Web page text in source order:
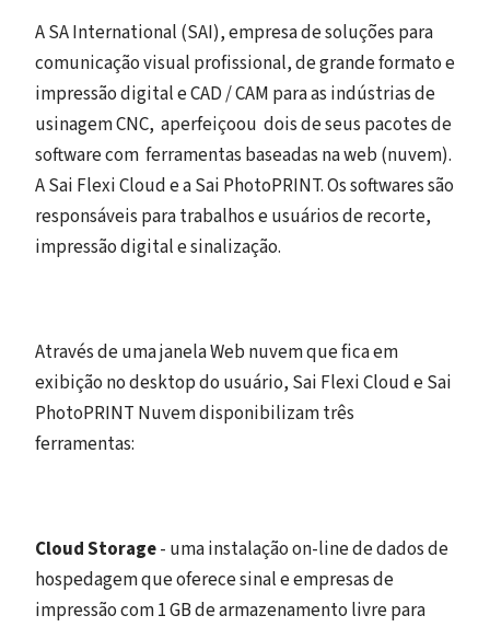
A SA International (SAI), empresa de soluções para
comunicação visual profissional, de grande formato e
impressão digital e CAD / CAM para as indústrias de
usinagem CNC, aperfeiçoou dois de seus pacotes de
software com ferramentas baseadas na web (nuvem).
A Sai Flexi Cloud e a Sai PhotoPRINT. Os softwares são
responsáveis para trabalhos e usuários de recorte,
impressão digital e sinalização.
Através de uma janela Web nuvem que fica em
exibição no desktop do usuário, Sai Flexi Cloud e Sai
PhotoPRINT Nuvem disponibilizam três
ferramentas:
Cloud Storage- uma instalação on-line de dados de
hospedagem que oferece sinal e empresas de
impressão com 1 GB de armazenamento livre para